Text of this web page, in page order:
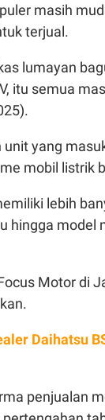
masih
terjual.
lumayan
itu semua
yang
mobil listrik
lebih
hingga model
Motor di
Daihatsu
penjualan